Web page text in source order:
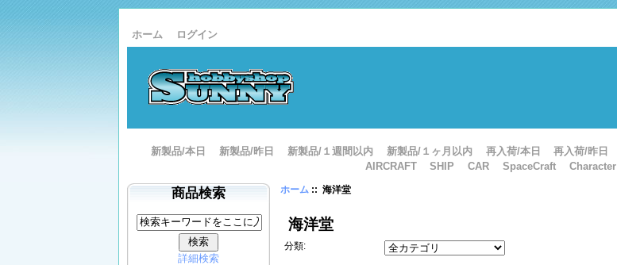
ホーム ログイン
新製品/本日 新製品/昨日 新製品/１週間以内 新製品/１ヶ月以内 再入荷/本日 再入荷/昨日
AIRCRAFT
SHIP CAR SpaceCraft Character
商品検索
詳細検索
ホーム :: 海洋堂
海洋堂
分類: